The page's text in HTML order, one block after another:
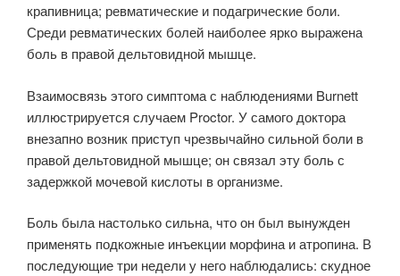
крапивница; ревматические и подагрические боли.
Среди ревматических болей наиболее ярко выражена
боль в правой дельтовидной мышце.
Взаимосвязь этого симптома с наблюдениями Burnett
иллюстрируется случаем Proctor. У самого доктора
внезапно возник приступ чрезвычайно сильной боли в
правой дельтовидной мышце; он связал эту боль с
задержкой мочевой кислоты в организме.
Боль была настолько сильна, что он был вынужден
применять подкожные инъекции морфина и атропина. В
последующие три недели у него наблюдались: скудное